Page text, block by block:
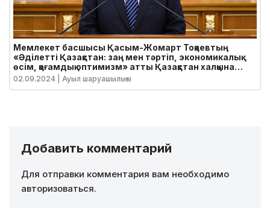
Мемлекет басшысы Қасым-Жомарт Тоқаевтың
«Әділетті Қазақстан: заң мен тәртіп, экономикалық
өсім, қоғамдық оптимизм» атты Қазақстан халқына
Жолдауы
02.09.2024 | Ауыл шаруашылығы
Добавить комментарий
Для отправки комментария вам необходимо
авторизоваться.